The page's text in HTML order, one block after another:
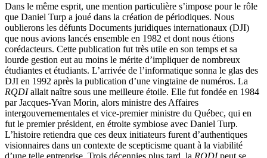
Dans le même esprit, une mention particulière s’impose pour le rôle
que Daniel Turp a joué dans la création de périodiques. Nous
oublierons les défunts Documents juridiques internationaux (DJI)
que nous avions lancés ensemble en 1982 et dont nous étions
corédacteurs. Cette publication fut très utile en son temps et sa
lourde gestion eut au moins le mérite d’impliquer de nombreux
étudiantes et étudiants. L’arrivée de l’informatique sonna le glas des
DJI en 1992 après la publication d’une vingtaine de numéros. La
RQDIallait naître sous une meilleure étoile. Elle fut fondée en 1984
par Jacques-Yvan Morin, alors ministre des Affaires
intergouvernementales et vice-premier ministre du Québec, qui en
fut le premier président, en étroite symbiose avec Daniel Turp.
L’histoire retiendra que ces deux initiateurs furent d’authentiques
visionnaires dans un contexte de scepticisme quant à la viabilité
d’une telle entreprise. Trois décennies plus tard, la RQDIpeut se